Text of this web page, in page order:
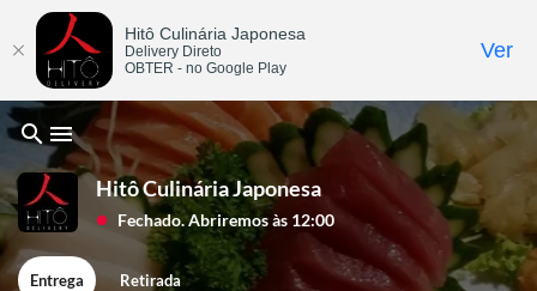
search menu
Hitô Culinária Japonesa
lens Fechado. Abriremos às 12:00
Entrega Retirada
Hitô Culinária Japonesa
Delivery Direto
OBTER - no Google Play
Ver